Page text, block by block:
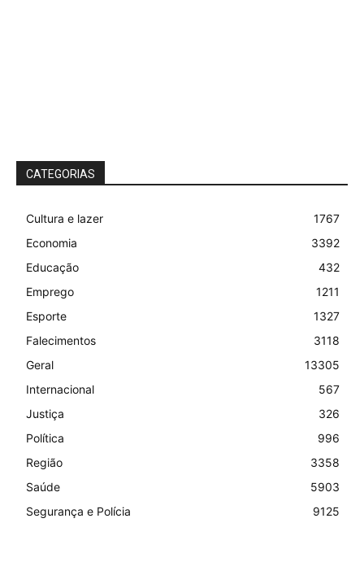
CATEGORIAS
Cultura e lazer
1767
Economia
3392
Educação
432
Emprego
1211
Esporte
1327
Falecimentos
3118
Geral
13305
Internacional
567
Justiça
326
Política
996
Região
3358
Saúde
5903
Segurança e Polícia
9125